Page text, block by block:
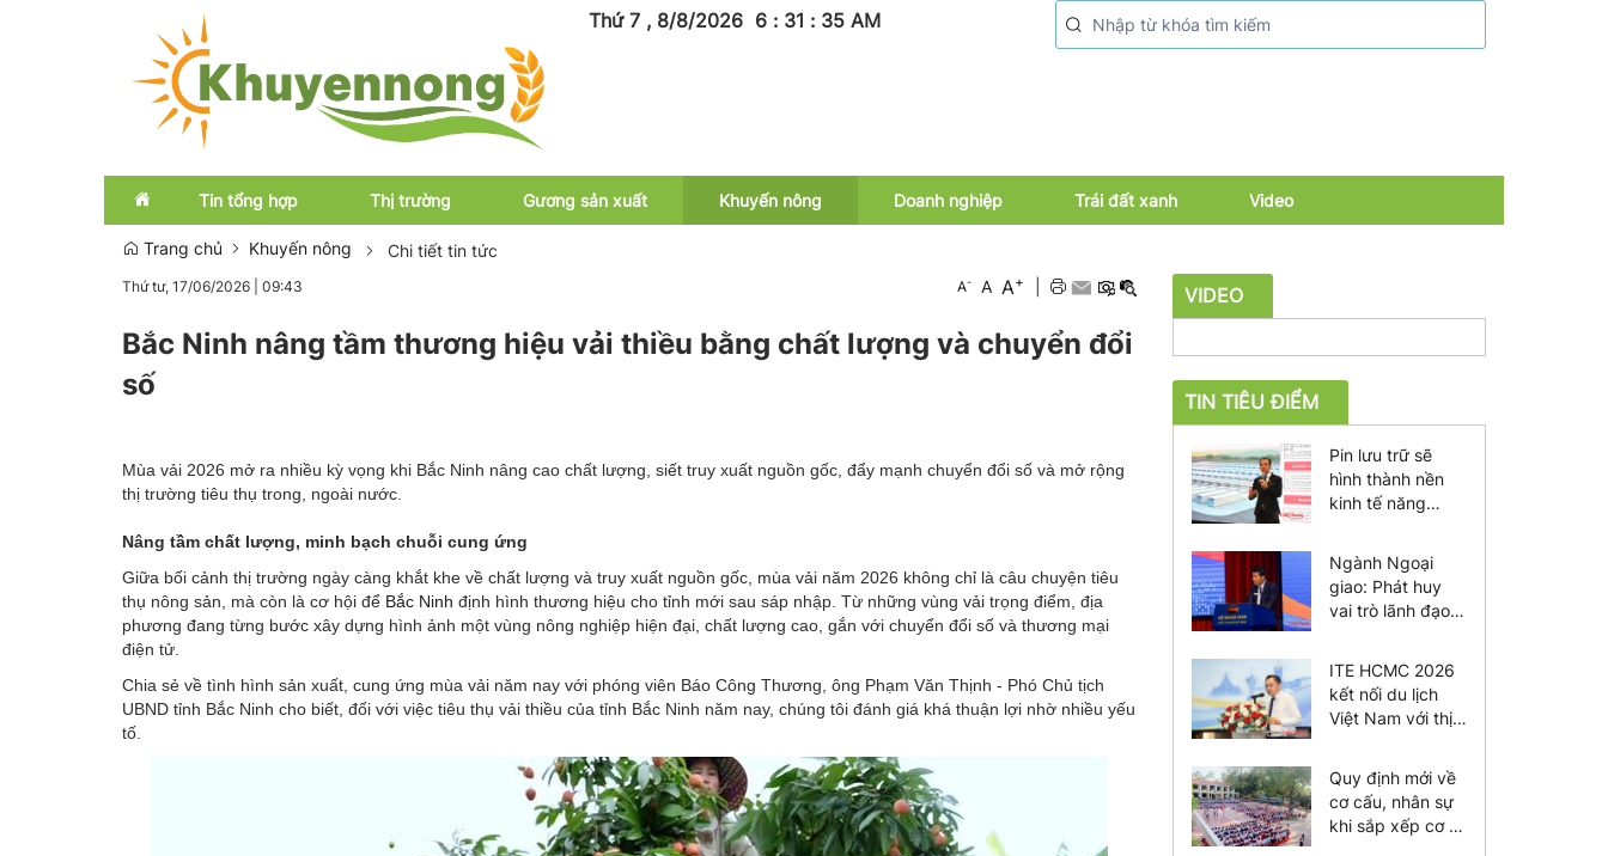
Thứ 7 , 8/8/2026 6 : 31 : 36 AM
Tin tổng hợp
OCOP
Thị trường
Quốc tế
Gương sản xuất Khuyến nông Doanh nghiệp Trái đất xanh Video
Trang chủ Khuyến nông Chi tiết tin tức
Thứ tư, 17/06/2026 09:43 A- A A+
Bắc Ninh nâng tầm thương hiệu vải thiều bằng chất lượng và chuyển đổi
số
Mùa vải 2026 mở ra nhiều kỳ vọng khi Bắc Ninh nâng cao chất lượng, siết truy xuất nguồn gốc, đẩy mạnh chuyển đổi số và mở rộng
thị trường tiêu thụ trong, ngoài nước.
Nâng tầm chất lượng, minh bạch chuỗi cung ứng
Giữa bối cảnh thị trường ngày càng khắt khe về chất lượng và truy xuất nguồn gốc, mùa vải năm 2026 không chỉ là câu chuyện tiêu
thụ nông sản, mà còn là cơ hội để Bắc Ninh định hình thương hiệu cho tỉnh mới sau sáp nhập. Từ những vùng vải trọng điểm, địa
phương đang từng bước xây dựng hình ảnh một vùng nông nghiệp hiện đại, chất lượng cao, gắn với chuyển đổi số và thương mại
điện tử.
Chia sẻ về tình hình sản xuất, cung ứng mùa vải năm nay với phóng viên Báo Công Thương, ông Phạm Văn Thịnh - Phó Chủ tịch
UBND tỉnh Bắc Ninh cho biết, đối với việc tiêu thụ vải thiều của tỉnh Bắc Ninh năm nay, chúng tôi đánh giá khá thuận lợi nhờ nhiều yếu
tố.
VIDEO
TIN TIÊU ĐIỂM
Pin lưu trữ sẽ
hình thành nền
kinh tế năng
Ngành Ngoại
giao: Phát huy
vai trò lãnh đạo
ITE HCMC 2026
kết nối du lịch
Việt Nam với thị
Quy định mới về
cơ cấu, nhân sự
khi sắp xếp cơ sở